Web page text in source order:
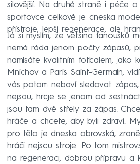
silovější. Na druhé straně i péče
sportovce celkově je dneska
přístroje, lepší regenerace, ale
Já si myslím, že většina fanoušků
nemá ráda jenom počty zápasů,
namlsáte kvalitním fotbalem, jako
Mnichov a Paris Saint-Germain,
vás potom nebaví sledovat
nejsou, hraje se jenom od
jsou tam dvě střely za zápas.
hráče a chcete, aby byli zdraví.
pro tělo je dneska obrovská,
hráči nejsou stroje. Po tom
na regeneraci, dobrou přípravu a